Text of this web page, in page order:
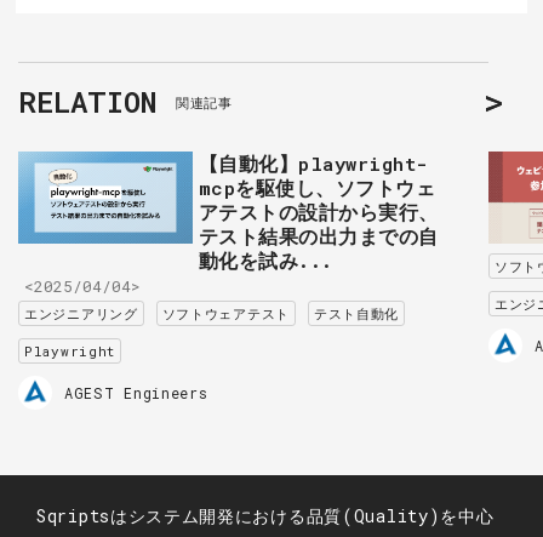
RELATION 関連記事
【自動化】playwright-
mcpを駆使し、ソフトウェ
アテストの設計から実行、
テスト結果の出力までの自
動化を試み...
<2025/04/04>
エンジニアリング ソフトウェアテスト テスト自動化
Playwright
AGEST Engineers
ソフト
エンジ
Sqriptsはシステム開発における品質(Quality)を中心